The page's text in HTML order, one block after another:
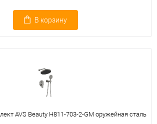
В корзину
AVS Beauty Н811-703-2-GM оружейная сталь